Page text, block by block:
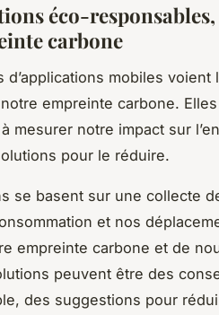
éco-
carbone
d’applications mobiles
empreinte carbone.
mesurer notre impact sur
pour le réduire.
se basent sur une collecte
et nos
empreinte carbone et de
peuvent être des
des suggestions pour